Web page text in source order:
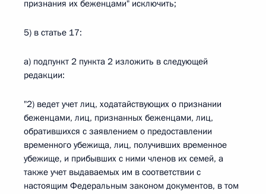
признания их беженцами" исключить;
5) в статье 17:
а) подпункт 2 пункта 2 изложить в следующей
редакции:
"2) ведет учет лиц, ходатайствующих о признании
беженцами, лиц, признанных беженцами, лиц,
обратившихся с заявлением о предоставлении
временного убежища, лиц, получивших временное
убежище, и прибывших с ними членов их семей, а
также учет выдаваемых им в соответствии с
настоящим Федеральным законом документов, в том